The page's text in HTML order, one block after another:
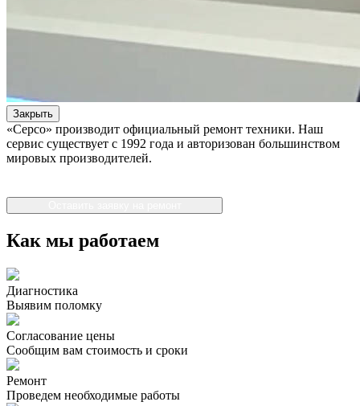
Закрыть
«Серсо» производит официальный ремонт техники. Наш
сервис существует с 1992 года и авторизован большинством
мировых производителей.
Как мы работаем
Диагностика
Выявим поломку
Согласование цены
Сообщим вам стоимость и сроки
Ремонт
Проведем необходимые работы